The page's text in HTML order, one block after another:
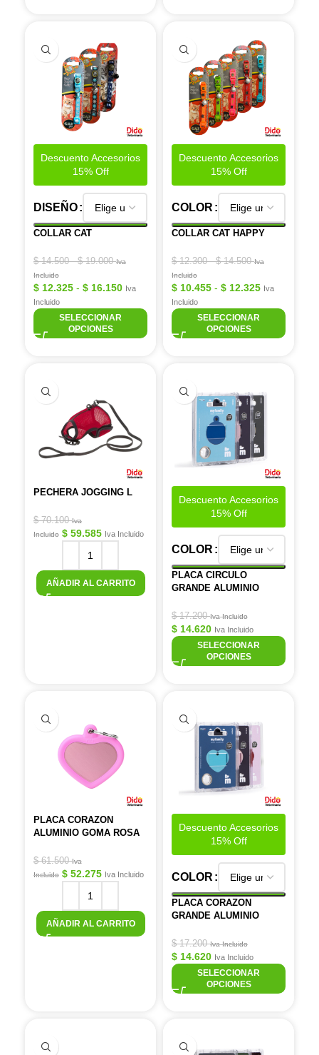
Descuento Accesorios
15% Off
DISEÑO
COLLAR CAT
$14.500 - $19.000 Iva
Incluido
$ 12.325 - $ 16.150 Iva
Incluido
SELECCIONAR
OPCIONES
Descuento Accesorios
15% Off
COLOR
COLLAR CAT HAPPY
$12.300 - $14.500 Iva
Incluido
$ 10.455 - $ 12.325 Iva
Incluido
SELECCIONAR
OPCIONES
PECHERA JOGGING L
$70.100 Iva
Incluido $ 59.585 Iva Incluido
AÑADIR AL CARRITO
Descuento Accesorios
15% Off
COLOR
PLACA CIRCULO
GRANDE ALUMINIO
$17.200 Iva Incluido
$ 14.620 Iva Incluido
SELECCIONAR
OPCIONES
PLACA CORAZON
ALUMINIO GOMA ROSA
$61.500 Iva
Incluido $ 52.275 Iva Incluido
AÑADIR AL CARRITO
Descuento Accesorios
15% Off
COLOR
PLACA CORAZON
GRANDE ALUMINIO
$17.200 Iva Incluido
$ 14.620 Iva Incluido
SELECCIONAR
OPCIONES